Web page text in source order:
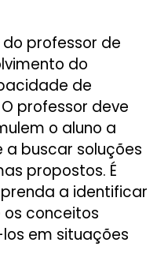
professor de
do
de
professor deve
o aluno a
buscar soluções
propostos. É
a identificar
conceitos
em situações